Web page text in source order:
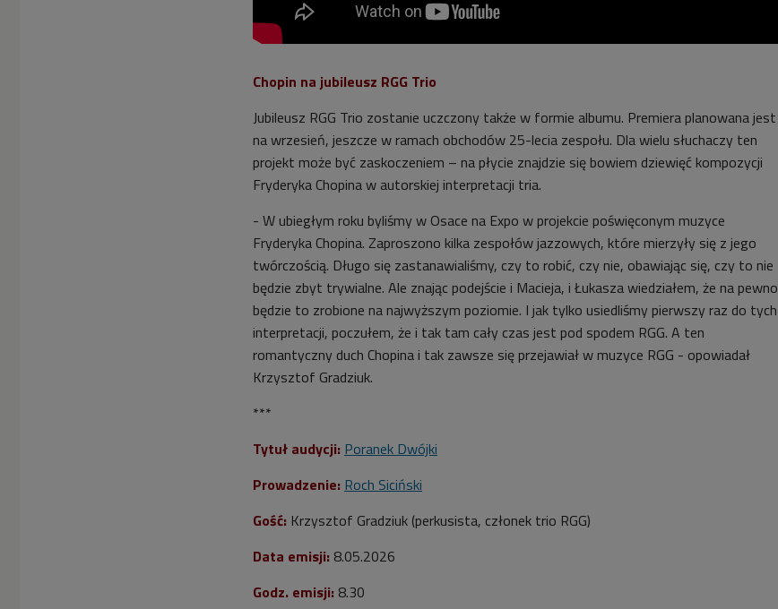
Chopin na jubileusz RGG Trio
Jubileusz RGG Trio zostanie uczczony także w formie albumu. Premiera planowana jest
na wrzesień, jeszcze w ramach obchodów 25-lecia zespołu. Dla wielu słuchaczy ten
projekt może być zaskoczeniem – na płycie znajdzie się bowiem dziewięć kompozycji
Fryderyka Chopina w autorskiej interpretacji tria.
- W ubiegłym roku byliśmy w Osace na Expo w projekcie poświęconym muzyce
Fryderyka Chopina. Zaproszono kilka zespołów jazzowych, które mierzyły się z jego
twórczością. Długo się zastanawialiśmy, czy to robić, czy nie, obawiając się, czy to nie
będzie zbyt trywialne. Ale znając podejście i Macieja, i Łukasza wiedziałem, że na pewno
będzie to zrobione na najwyższym poziomie. I jak tylko usiedliśmy pierwszy raz do tych
interpretacji, poczułem, że i tak tam cały czas jest pod spodem RGG. A ten
romantyczny duch Chopina i tak zawsze się przejawiał w muzyce RGG - opowiadał
Krzysztof Gradziuk.
***
Tytuł audycji: Poranek Dwójki
Prowadzenie: Roch Siciński
Gość: Krzysztof Gradziuk (perkusista, członek trio RGG)
Data emisji: 8.05.2026
Godz. emisji: 8.30